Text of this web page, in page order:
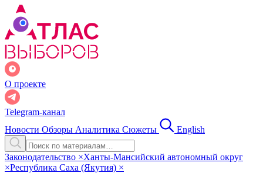
О проекте
Telegram-канал
Новости Обзоры Аналитика Сюжеты English
Законодательство ×Ханты-Мансийский автономный округ
×Республика Саха (Якутия) ×